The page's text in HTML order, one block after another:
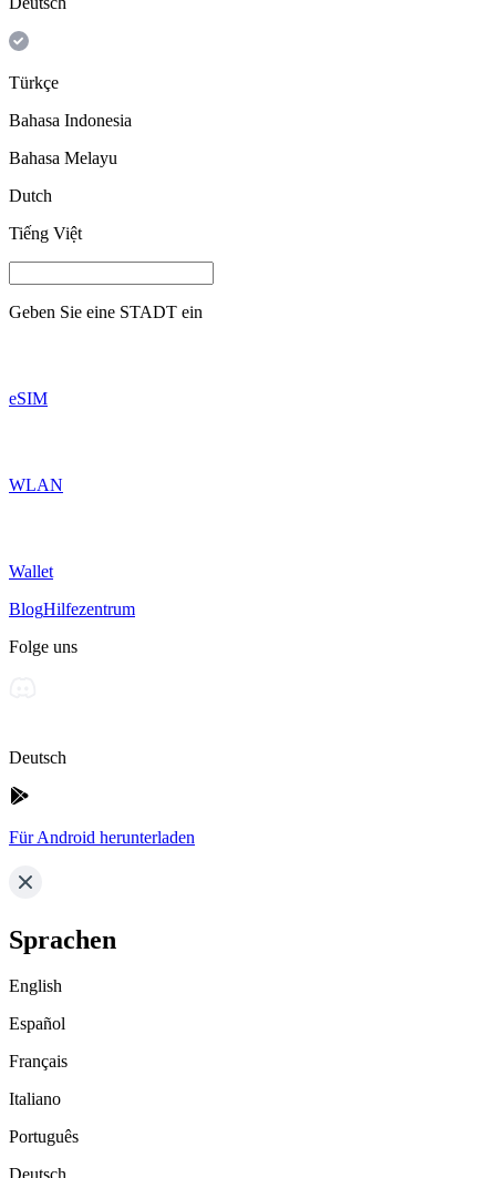
Türkçe
Bahasa Indonesia
Bahasa Melayu
Dutch
Tiếng Việt
Geben Sie eine STADT ein
eSIM
WLAN
Wallet
BlogHilfezentrum
Folge uns
Deutsch
Für Android herunterladen
Sprachen
English
Español
Français
Italiano
Português